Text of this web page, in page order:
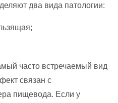
два вида патологии:
часто встречаемый вид
связан с
пищевода. Если у